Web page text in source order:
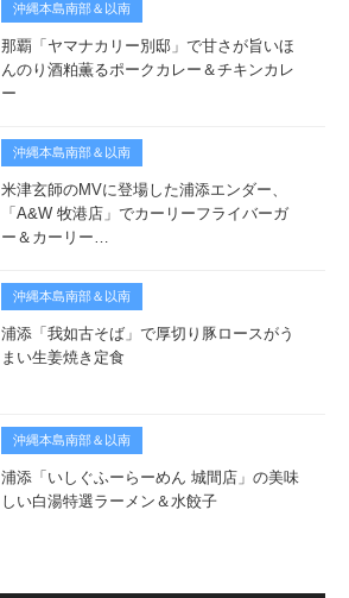
沖縄本島南部＆以南
那覇「ヤマナカリー別邸」で甘さが旨いほ
んのり酒粕薫るポークカレー＆チキンカレ
ー
沖縄本島南部＆以南
米津玄師のMVに登場した浦添エンダー、
「A&W 牧港店」でカーリーフライバーガ
ー＆カーリー…
沖縄本島南部＆以南
浦添「我如古そば」で厚切り豚ロースがう
まい生姜焼き定食
沖縄本島南部＆以南
浦添「いしぐふーらーめん 城間店」の美味
しい白湯特選ラーメン＆水餃子